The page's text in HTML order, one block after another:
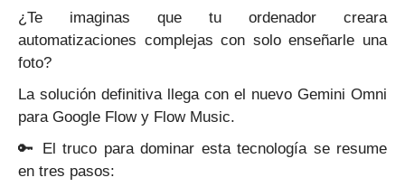
¿Te imaginas que tu ordenador creara
automatizaciones complejas con solo enseñarle una
foto?
La solución definitiva llega con el nuevo Gemini Omni
para Google Flow y Flow Music.
🔑 El truco para dominar esta tecnología se resume
en tres pasos: